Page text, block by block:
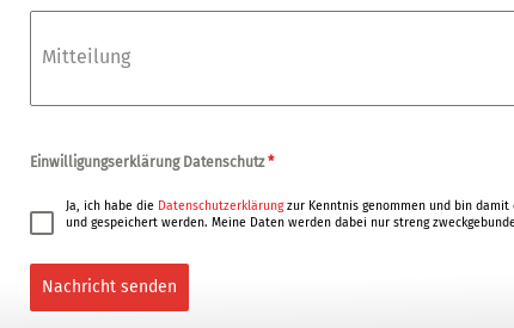
Mitteilung
Einwilligungserklärung Datenschutz*
Ja, ich habe die Datenschutzerklärungzur Kenntnis genommen und bin
und gespeichert werden. Meine Daten werden dabei nur streng
Nachricht senden